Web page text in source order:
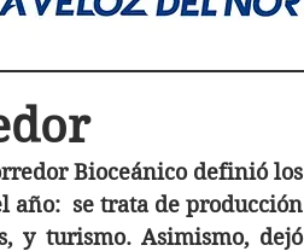
Bioceánico definió los
año:  se trata de producción
y turismo. Asimismo, dejó